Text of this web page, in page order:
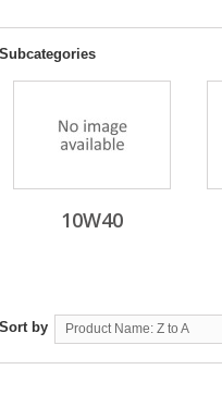
Subcategories
10W40
Sort by Product Name: Z to A